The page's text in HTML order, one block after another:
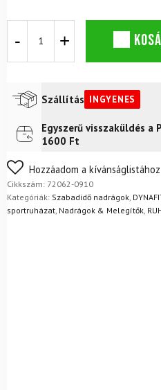
Traverse
Fekete
mennyiség
Szállítás INGYENES
Futár a címreIngyenes
FoxPost
Egyszerű visszaküldés
1600 Ft
Nem biztos a választásában?
egyszerűen visszaküldheti 14
Mik a visszaküldés feltételei?
Hozzáadom a kívánságlistához
Cikkszám: 72062-0910
Kategóriák: Szabadidő nadrágok
sportruházat Nadrágok & Melegítők